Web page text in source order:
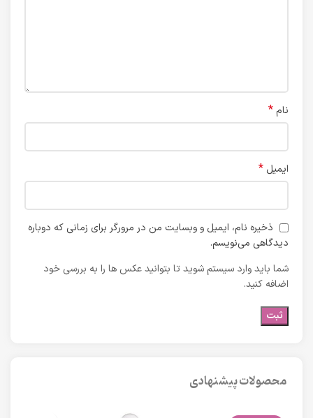
نام *
ایمیل *
ذخیره نام، ایمیل و وبسایت من در مرورگر برای زمانی که دوباره
دیدگاهی می‌نویسم.
شما باید وارد سیستم شوید تا بتوانید عکس ها را به بررسی خود
اضافه کنید.
محصولات پیشنهادی